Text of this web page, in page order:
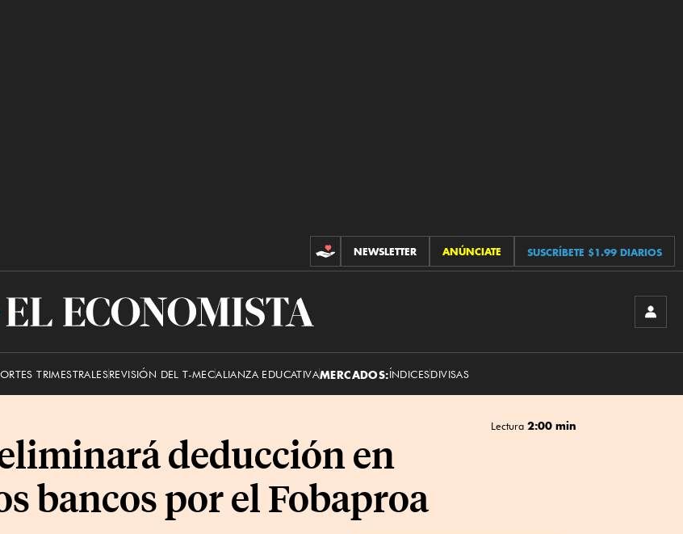
CONTRIBUCIONES
NEWSLETTER ANÚNCIATE SUSCRÍBETE $1.99 DIARIOS
El
TRIMESTRALESREVISIÓN DEL T-MECALIANZA EDUCATIVAMERCADOS:ÍNDICESDIVISAS
Lectura 2:00 min
deducción en
bancos por el Fobaproa